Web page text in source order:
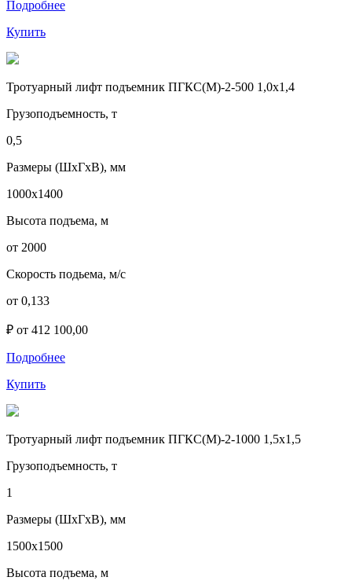
Подробнее
Купить
Тротуарный лифт подъемник ПГКС(М)-2-500 1,0х1,4
Грузоподъемность, т
0,5
Размеры (ШхГхВ), мм
1000х1400
Высота подъема, м
от 2000
Скорость подьема, м/с
от 0,133
₽ от 412 100,00
Подробнее
Купить
Тротуарный лифт подъемник ПГКС(М)-2-1000 1,5х1,5
Грузоподъемность, т
1
Размеры (ШхГхВ), мм
1500х1500
Высота подъема, м